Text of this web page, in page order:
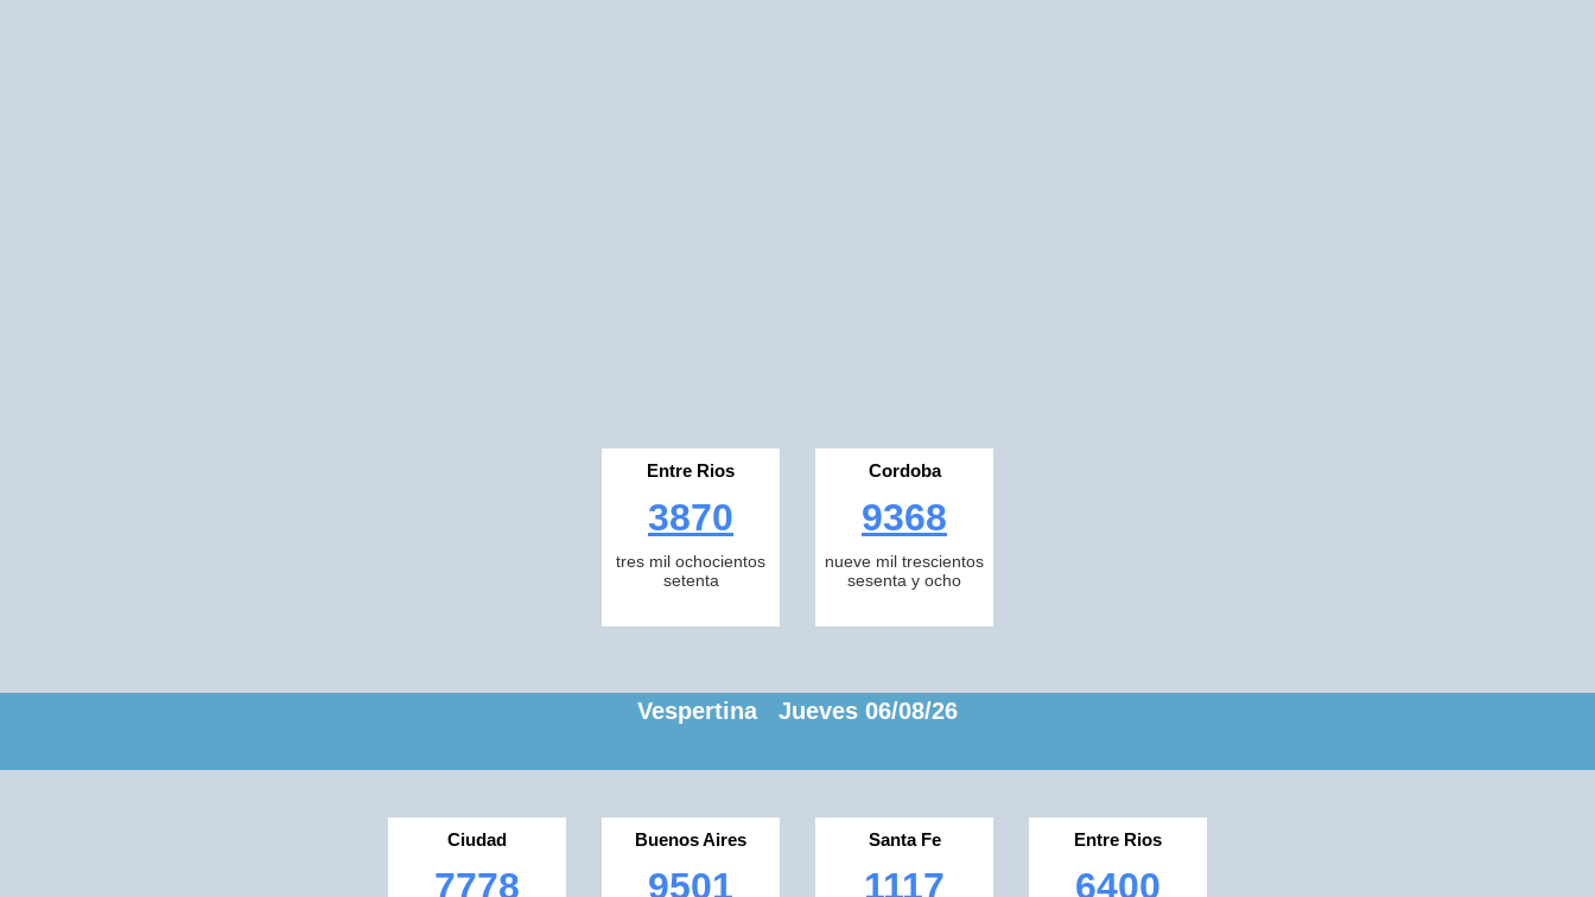
Entre Rios
3870
tres mil ochocientos
setenta
Cordoba
9368
nueve mil trescientos
sesenta y ocho
Vespertina Jueves 06/08/26
Ciudad
7778
Buenos Aires
9501
Santa Fe
1117
Entre Rios
6400